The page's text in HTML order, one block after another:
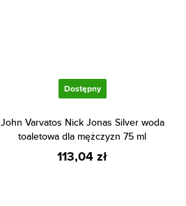
Dostępny
John Varvatos Nick Jonas Silver woda
toaletowa dla mężczyzn 75 ml
113,04 zł